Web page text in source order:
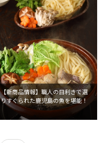
【新商品情報】職人の目利きで選
りすぐられた鹿児島の魚を堪能！